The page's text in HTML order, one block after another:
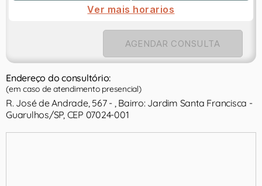
Ver mais horarios
AGENDAR CONSULTA
Endereço do consultório:
(em caso de atendimento presencial)
R. José de Andrade, 567 - , Bairro: Jardim Santa Francisca -
Guarulhos/SP, CEP 07024-001